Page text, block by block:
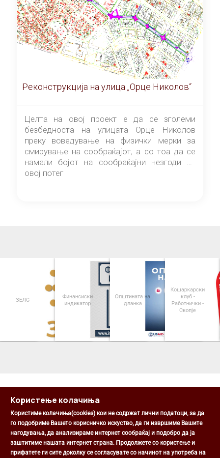
Реконструкција на улица „Орце Николов“
Целта на овој проект е да се зголеми
безбедноста на улицата Орце Николов
преку воведување на физички мерки за
смирување на сообраќајот, а со тоа да се
намали бојот на сообраќајни незгоди на
овој потег
ЗЕЛС
Финансиски
индикатор
Општината на
дланка
Кошаркарски
клуб -
Работнички -
Скопје
Општина Центар
Михаил Цоков бр. 1, Скопје
Користење колачиња
Користиме колачиња(cookies) кои не содржат лични податоци, за да
го подобриме Вашето корисничко искуство, да ги извршиме Вашите
нагодувања, да анализираме интернет сообраќај и подобро да ја
заштитиме нашата интернет страна. Продолжете со користење и
прифатете ги сите доколку се согласувате со начинот на употреба на